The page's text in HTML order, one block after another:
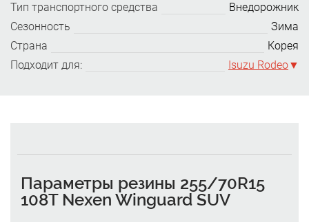
Тип транспортного средства
Внедорожник
Сезонность
Зима
Страна
Корея
Подходит для:
Isuzu Rodeo
Параметры резины 255/70R15
108T Nexen Winguard SUV